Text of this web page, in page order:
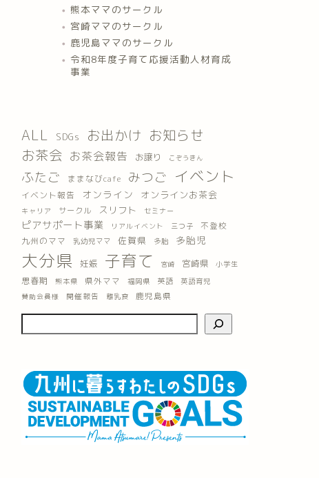
熊本ママのサークル
宮崎ママのサークル
鹿児島ママのサークル
令和8年度子育て応援活動人材育成
事業
ALL SDGs お出かけ お知らせ
お茶会 お茶会報告 お譲り こぞうきん
ふたご ままなびcafe みつご イベント
イベント報告 オンライン オンラインお茶会
キャリア サークル スリフト セミナー
ピアサポート事業 リアルイベント 三つ子 不登校
九州のママ 乳幼児ママ 佐賀県 多胎 多胎児
大分県 妊娠 子育て 宮崎 宮崎県 小学生
思春期 熊本県 県外ママ 福岡県 英語 英語育児
賛助会員様 開催報告 離乳食 鹿児島県